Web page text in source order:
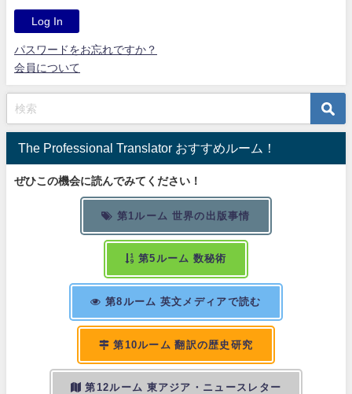
パスワードをお忘れですか？
会員について
The Professional Translator おすすめルーム！
ぜひこの機会に読んでみてください！
第1ルーム 世界の出版事情
第5ルーム 数秘術
第8ルーム 英文メディアで読む
第10ルーム 翻訳の歴史研究
第12ルーム 東アジア・ニュースレター